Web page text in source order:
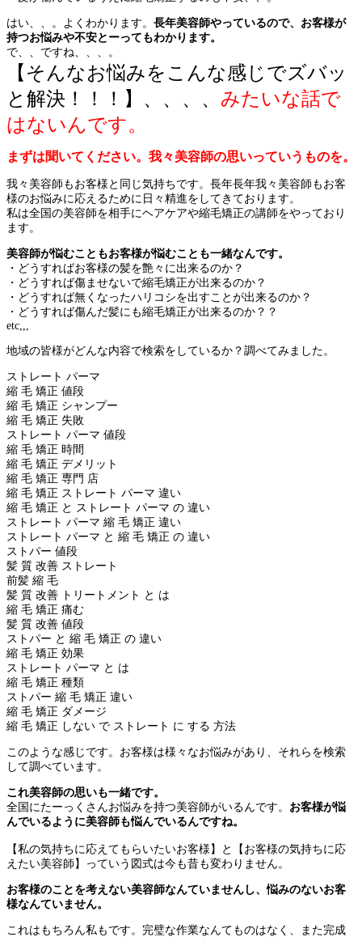
はい、、。よくわかります。 長年美容師やっているので、お客様が
持つお悩みや不安とーってもわかります。
で、、ですね、、、。
【そんなお悩みをこんな感じでズバッ
と解決！！！】、、、、 みたいな話で
はないんです。
まずは聞いてください。我々美容師の思いっていうものを。
我々美容師もお客様と同じ気持ちです。長年長年我々美容師もお客
様のお悩みに応えるために日々精進をしてきております。
私は全国の美容師を相手にヘアケアや縮毛矯正の講師をやっており
ます。
美容師が悩むこともお客様が悩むことも一緒なんです。
・どうすればお客様の髪を艶々に出来るのか？
・どうすれば傷ませないで縮毛矯正が出来るのか？
・どうすれば無くなったハリコシを出すことが出来るのか？
・どうすれば傷んだ髪にも縮毛矯正が出来るのか？？
etc,,,
地域の皆様がどんな内容で検索をしているか？調べてみました。
ストレート パーマ
縮 毛 矯正 値段
縮 毛 矯正 シャンプー
縮 毛 矯正 失敗
ストレート パーマ 値段
縮 毛 矯正 時間
縮 毛 矯正 デメリット
縮 毛 矯正 専門 店
縮 毛 矯正 ストレート パーマ 違い
縮 毛 矯正 と ストレート パーマ の 違い
ストレート パーマ 縮 毛 矯正 違い
ストレート パーマ と 縮 毛 矯正 の 違い
ストパー 値段
髪 質 改善 ストレート
前髪 縮 毛
髪 質 改善 トリートメント と は
縮 毛 矯正 痛む
髪 質 改善 値段
ストパー と 縮 毛 矯正 の 違い
縮 毛 矯正 効果
ストレート パーマ と は
縮 毛 矯正 種類
ストパー 縮 毛 矯正 違い
縮 毛 矯正 ダメージ
縮 毛 矯正 しない で ストレート に する 方法
このような感じです。お客様は様々なお悩みがあり、それらを検索
して調べています。
これ美容師の思いも一緒です。
全国にたーっくさんお悩みを持つ美容師がいるんです。 お客様が悩
んでいるように美容師も悩んでいるんですね。
【私の気持ちに応えてもらいたいお客様】と【お客様の気持ちに応
えたい美容師】っていう図式は今も昔も変わりません。
お客様のことを考えない美容師なんていませんし、悩みのないお客
様なんていません。
これはもちろん私もです。完璧な作業なんてものはなく、また完成